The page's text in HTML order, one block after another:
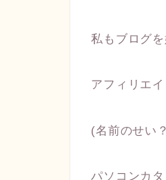
私もブログ
アフィリエ
(名前のせい
パソコンカ